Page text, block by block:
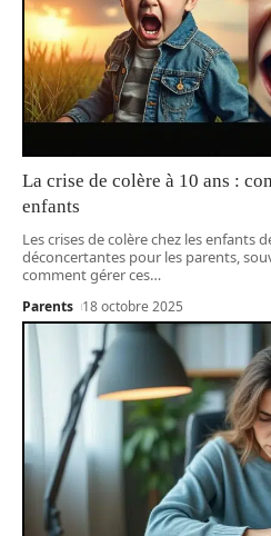
La crise de colère à 10 ans :
enfants
Les crises de colère chez les enfants
déconcertantes pour les parents,
comment gérer ces…
Parents 18 octobre 2025